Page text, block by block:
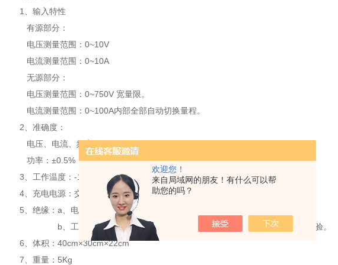
欢迎您！
来自局域网的朋友！有什么可以帮
助您的吗？
1、输入特性
有源部分：
电压测量范围：0~10V
电流测量范围：0~10A
无源部分：
电压测量范围：0~750V 宽量限。
电流测量范围：0~100A内部全部自动切换量程。
2、准确度：
电压、电流、频率：±0.2%
功率：±0.5%（CosΦ>0.1），±1.0%（0.02
3、工作温度：-10℃~ +40℃
4、充电电源：交流90V~260V
5、绝缘：a、电压、电流输入端对机壳的绝缘电阻≥100MΩ。
b、工作电源输入端对外壳之间承受工频2KV（有效值），历时1分钟实验。
6、体积：40cm×30cm×22cm
7、重量：5Kg